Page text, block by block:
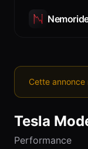
Cette annonce
Tesla
Performance